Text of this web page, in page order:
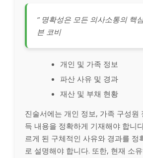
” 명확성은 모든 의사소통의 핵
븐 코비
개인 및 가족 정보
파산 사유 및 경과
재산 및 부채 현황
진술서에는 개인 정보, 가족 구성원
득 내용을 정확하게 기재해야 합니
르게 된 구체적인 사유와 경과를 정
로 설명해야 합니다. 또한, 현재 소